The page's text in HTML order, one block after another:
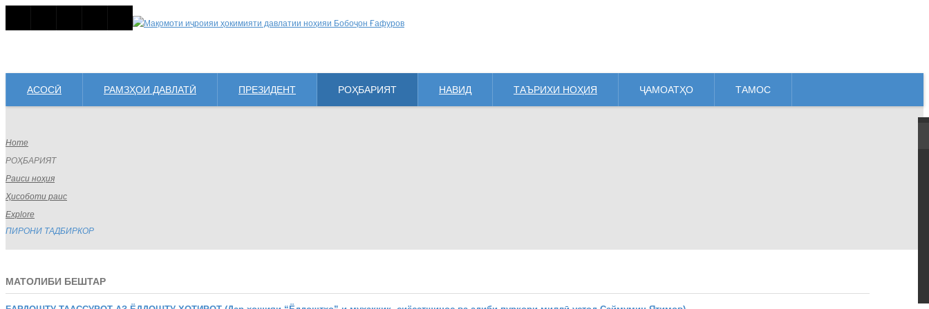
АСОСӢ РАМЗҲОИ ДАВЛАТӢ ПРЕЗИДЕНТ РОҲБАРИЯТ НАВИД ТАЪРИХИ НОҲИЯ ҶАМОАТҲО ТАМОС
Home
РОҲБАРИЯТ
Раиси ноҳия
Ҳисоботи раис
Explore
ПИРОНИ ТАДБИРКОР
МАТОЛИБИ БЕШТАР